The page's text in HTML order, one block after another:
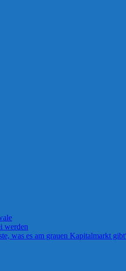
werden
was es am grauen Kapitalmarkt